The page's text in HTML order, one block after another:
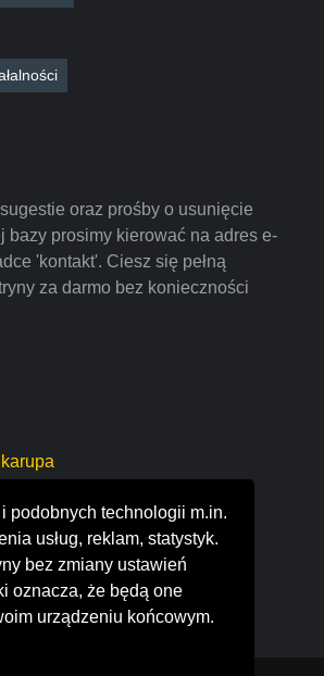
podobnych technologii m.in.
usług, reklam, statystyk.
bez zmiany ustawień
oznacza, że będą one
urządzeniu końcowym.
oraz prośby o usunięcie
bazy prosimy kierować na adres e-
'kontakt'. Ciesz się pełną
za darmo bez konieczności